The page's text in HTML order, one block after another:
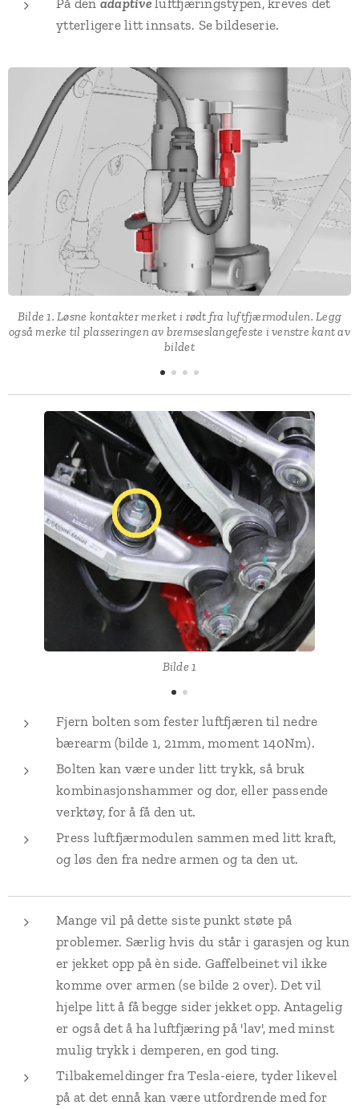
ytterligere litt innsats. Se bildeserie.
Bilde 1. Løsne kontakter merket i rødt fra luftfjærmodulen. Legg
også merke til plasseringen av bremseslangefeste i venstre kant av
bildet
Bilde 1
Fjern bolten som fester luftfjæren til nedre
bærearm (bilde 1, 21mm, moment 140Nm).
Bolten kan være under litt trykk, så bruk
kombinasjonshammer og dor, eller passende
verktøy, for å få den ut.
Press luftfjærmodulen sammen med litt kraft,
og løs den fra nedre armen og ta den ut.
Mange vil på dette siste punkt støte på
problemer. Særlig hvis du står i garasjen og kun
er jekket opp på èn side. Gaffelbeinet vil ikke
komme over armen (se bilde 2 over). Det vil
hjelpe litt å få begge sider jekket opp. Antagelig
er også det å ha luftfjæring på 'lav', med minst
mulig trykk i demperen, en god ting.
Tilbakemeldinger fra Tesla-eiere, tyder likevel
på at det ennå kan være utfordrende med for